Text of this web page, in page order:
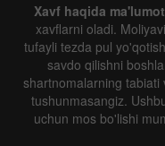
Xavf haqida
xavflarni oladi.
tufayli tezda pul
savdo qilishni
shartnomalarning
tushunmasangiz.
uchun mos bo'lishi